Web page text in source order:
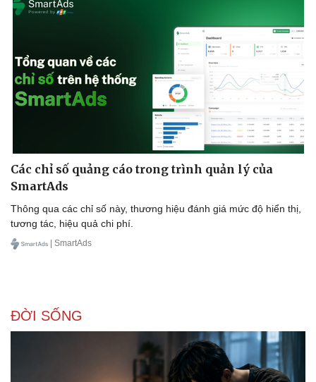
Các chỉ số quảng cáo trong trình quản lý của
SmartAds
Thông qua các chỉ số này, thương hiệu đánh giá mức độ hiển thị,
tương tác, hiệu quả chi phí.
| SmartAds
ĐỜI SỐNG